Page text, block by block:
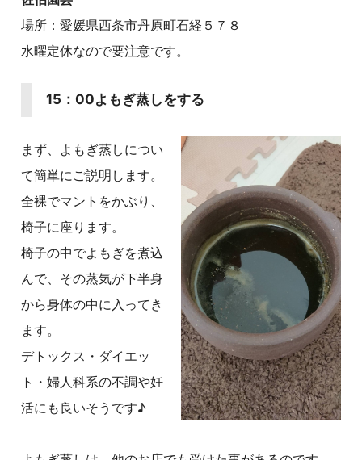
場所：愛媛県西条市丹原町石経５７８
水曜定休なので要注意です。
15：00よもぎ蒸しをする
まず、よもぎ蒸しについ
て簡単にご説明します。
全裸でマントをかぶり、
椅子に座ります。
椅子の中でよもぎを煮込
んで、その蒸気が下半身
から身体の中に入ってき
ます。
デトックス・ダイエッ
ト・婦人科系の不調や妊
活にも良いそうです♪